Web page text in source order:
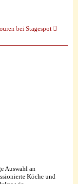
bei Stagespot
Auswahl an
Köche und